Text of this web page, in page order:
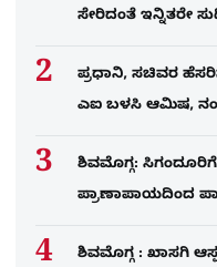
ಸೇರಿದಂತೆ ಇನ್ನಿತರೇ
ಪ್ರಧಾನಿ, ಸಚಿವರ
ಎಐ ಬಳಸಿ ಆಮಿಷ,
ಶಿವಮೊಗ್ಗ:
ಪ್ರಾಣಾಪಾಯದಿಂದ
ಶಿವಮೊಗ್ಗ : ಖಾಸಗಿ